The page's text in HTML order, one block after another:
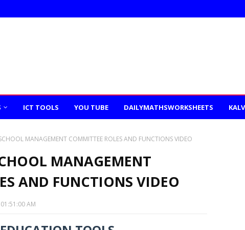
ICT TOOLS YOU TUBE DAILYMATHSWORKSHEETS
MANAGEMENT COMMITTEE ROLES AND FUNCTIONS VIDEO
MANAGEMENT
AND FUNCTIONS VIDEO
AM